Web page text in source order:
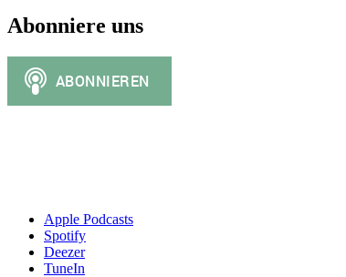
Abonniere uns
Apple Podcasts
Spotify
Deezer
TuneIn